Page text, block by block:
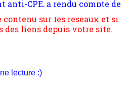
de rendre compte d'une
paradigmes philosophiques
ou du Surpli, omme la
classique. Nous avons
Cette pensée hors
complexité, riche de
sur les réseaux et si
des liens depuis votre site.
lecture :)